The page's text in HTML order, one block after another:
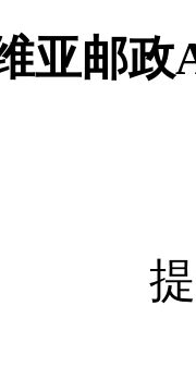
亚邮政